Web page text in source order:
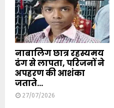
नाबालिग छात्र रहस्यमय
ढंग से लापता, परिजनों ने
अपहरण की आशंका
जताते...
27/07/2026